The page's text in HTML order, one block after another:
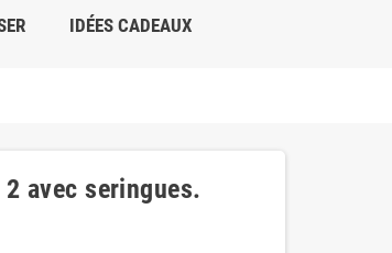
IDÉES CADEAUX
avec seringues.